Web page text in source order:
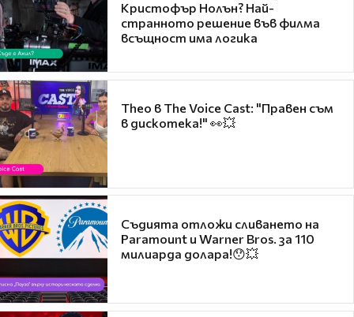
Кристофър Нолън? Най-
странното решение във филма
всъщност има логика
Theo в The Voice Cast: "Правен съм
в дискотека!" 👀💥
Съдията отложи сливането на
Paramount и Warner Bros. за 110
милиарда долара!😯💥